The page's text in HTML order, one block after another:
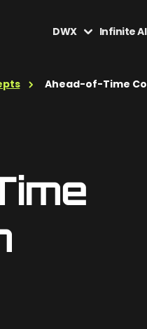
DWX Infinite
Ahead-of-Time